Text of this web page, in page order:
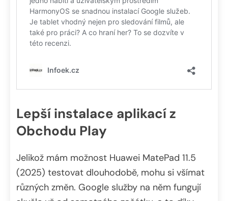
Lepší instalace aplikací z
Obchodu Play
Jelikož mám možnost Huawei MatePad 11.5
(2025) testovat dlouhodobě, mohu si všímat
různých změn. Google služby na něm fungují